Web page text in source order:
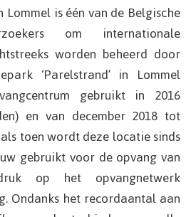
is één van de Belgische
om internationale
worden beheerd door
‘Parelstrand’ in Lommel
gebruikt in 2016
en van december 2018 tot
toen wordt deze locatie sinds
gebruikt voor de opvang van
op het opvangnetwerk
Ondanks het recordaantal aan